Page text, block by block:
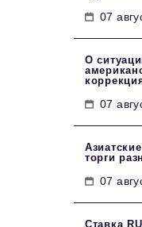
07
О
07
торги
07
Ставка